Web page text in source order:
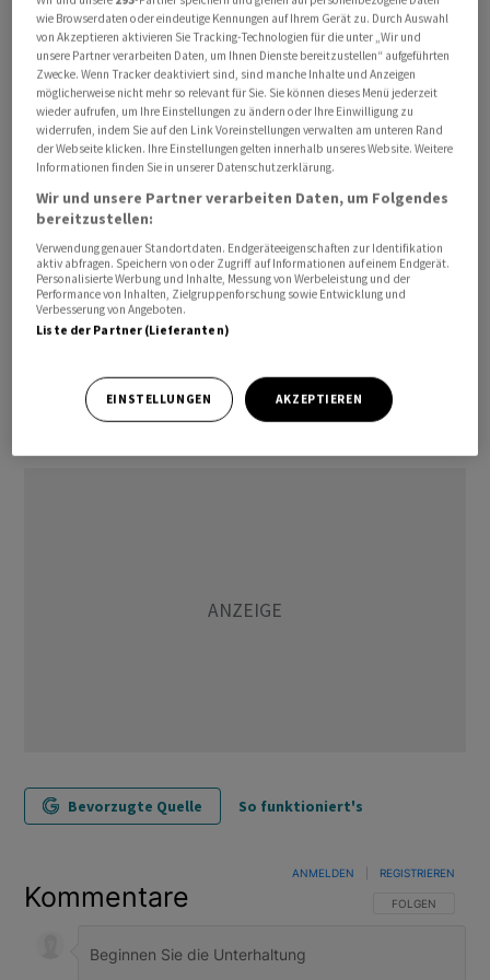
Hormus im Zuge des Iran-Krieges eine Rolle. Weniger
stark stiegen die Preise bei unverarbeiteten
Lebensmitteln sowie bei Dienstleistungen in den
Bereichen Freizeit und Transportwesen.
Die italienische Inflationsrate liegt damit deutlich über
Eurozone. Die Notenbank strebt auf mittlere Sicht eine
Rate von zwei Prozent für den gesamten Währungsraum
an.
Im Monatsvergleich legten die Verbraucherpreise im
Prozent prognostiziert worden./la/jsl/jha/
Bevorzugte Quelle So funktioniert's
Kommentare FOLGE DIESER
FOLGEN
ANMELDEN REGISTRIEREN
wie Browserdaten oder eindeutige Kennungen auf Ihrem Gerät zu. Durch Auswahl
von Akzeptieren aktivieren Sie Tracking-Technologien für die unter „Wir und
unsere Partner verarbeiten Daten, um Ihnen Dienste bereitzustellen“ aufgeführten
Zwecke. Wenn Tracker deaktiviert sind, sind manche Inhalte und Anzeigen
möglicherweise nicht mehr so relevant für Sie. Sie können dieses Menü jederzeit
wieder aufrufen, um Ihre Einstellungen zu ändern oder Ihre Einwilligung zu
widerrufen, indem Sie auf den Link Voreinstellungen verwalten am unteren Rand
der Webseite klicken. Ihre Einstellungen gelten innerhalb unseres Website. Weitere
Informationen finden Sie in unserer Datenschutzerklärung.
Wir und unsere Partner verarbeiten Daten, um Folgendes
bereitzustellen:
Verwendung genauer Standortdaten. Endgeräteeigenschaften zur Identifikation
aktiv abfragen. Speichern von oder Zugriff auf Informationen auf einem Endgerät.
Personalisierte Werbung und Inhalte, Messung von Werbeleistung und der
Performance von Inhalten, Zielgruppenforschung sowie Entwicklung und
Verbesserung von Angeboten.
Liste der Partner (Lieferanten)
EINSTELLUNGEN AKZEPTIEREN